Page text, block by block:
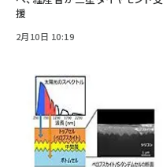
援
2月10日 10:19